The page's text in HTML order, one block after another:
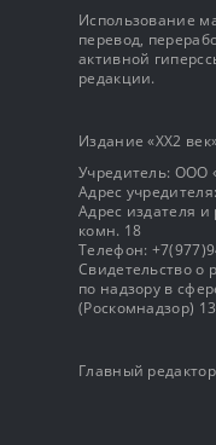
Использование
перевод,
активной
редакции.
Издание «XX2
Учредитель:
Адрес
Адрес издателя и
комн. 18
Телефон:
Свидетельство
по надзору в
(Роскомнадзор)
Главный